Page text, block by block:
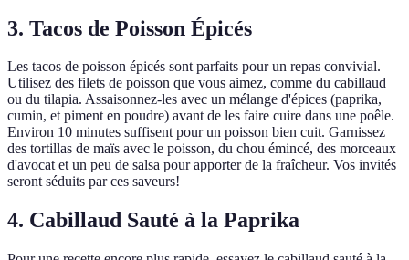
3. Tacos de Poisson Épicés
Les tacos de poisson épicés sont parfaits pour un repas convivial.
Utilisez des filets de poisson que vous aimez, comme du cabillaud
ou du tilapia. Assaisonnez-les avec un mélange d'épices (paprika,
cumin, et piment en poudre) avant de les faire cuire dans une poêle.
Environ 10 minutes suffisent pour un poisson bien cuit. Garnissez
des tortillas de maïs avec le poisson, du chou émincé, des morceaux
d'avocat et un peu de salsa pour apporter de la fraîcheur. Vos invités
seront séduits par ces saveurs!
4. Cabillaud Sauté à la Paprika